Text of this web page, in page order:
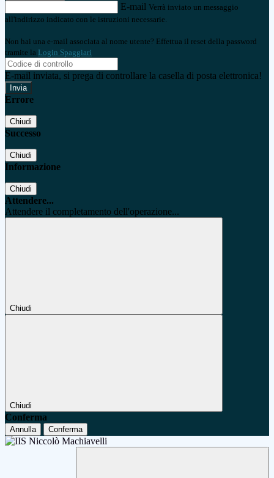
E-mail Verrà inviato un messaggio
all'indirizzo indicato con le istruzioni necessarie.
Non hai una e-mail associata al nome utente? Effettua il reset della password
tramite la Login Spaggiari
E-mail inviata, si prega di controllare la casella di posta elettronica!
Errore
Chiudi
Successo
Chiudi
Informazione
Chiudi
Attendere...
Attendere il completamento dell'operazione...
Chiudi
Chiudi
Conferma
Annulla Conferma